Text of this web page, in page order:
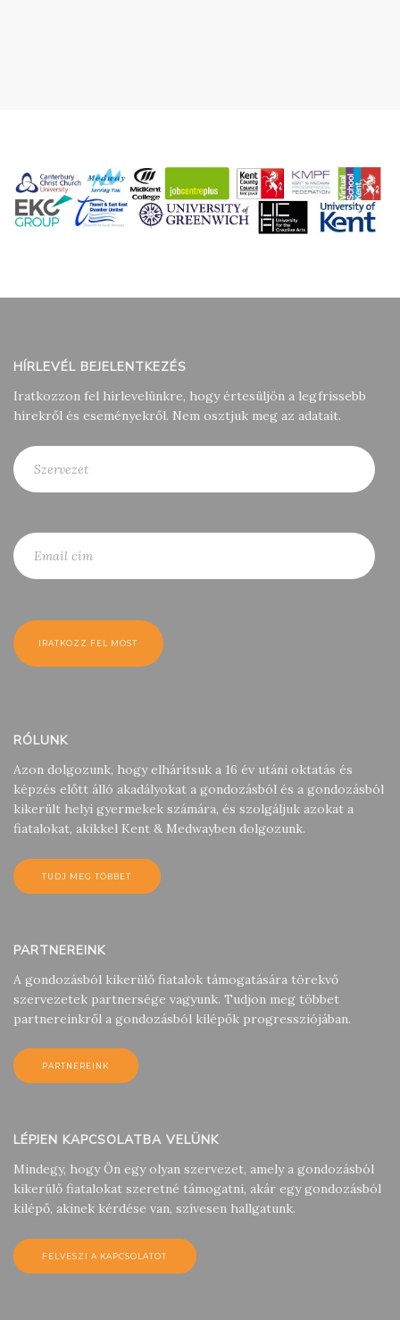
HÍRLEVÉL BEJELENTKEZÉS
Iratkozzon fel hírlevelünkre, hogy értesüljön a legfrissebb
hírekről és eseményekről. Nem osztjuk meg az adatait.
RÓLUNK
Azon dolgozunk, hogy elhárítsuk a 16 év utáni oktatás és
képzés előtt álló akadályokat a gondozásból és a gondozásból
kikerült helyi gyermekek számára, és szolgáljuk azokat a
fiatalokat, akikkel Kent & Medwayben dolgozunk.
TUDJ MEG TÖBBET
PARTNEREINK
A gondozásból kikerülő fiatalok támogatására törekvő
szervezetek partnersége vagyunk. Tudjon meg többet
partnereinkről a gondozásból kilépők progressziójában.
PARTNEREINK
LÉPJEN KAPCSOLATBA VELÜNK
Mindegy, hogy Ön egy olyan szervezet, amely a gondozásból
kikerülő fiatalokat szeretné támogatni, akár egy gondozásból
kilépő, akinek kérdése van, szívesen hallgatunk.
FELVESZI A KAPCSOLATOT